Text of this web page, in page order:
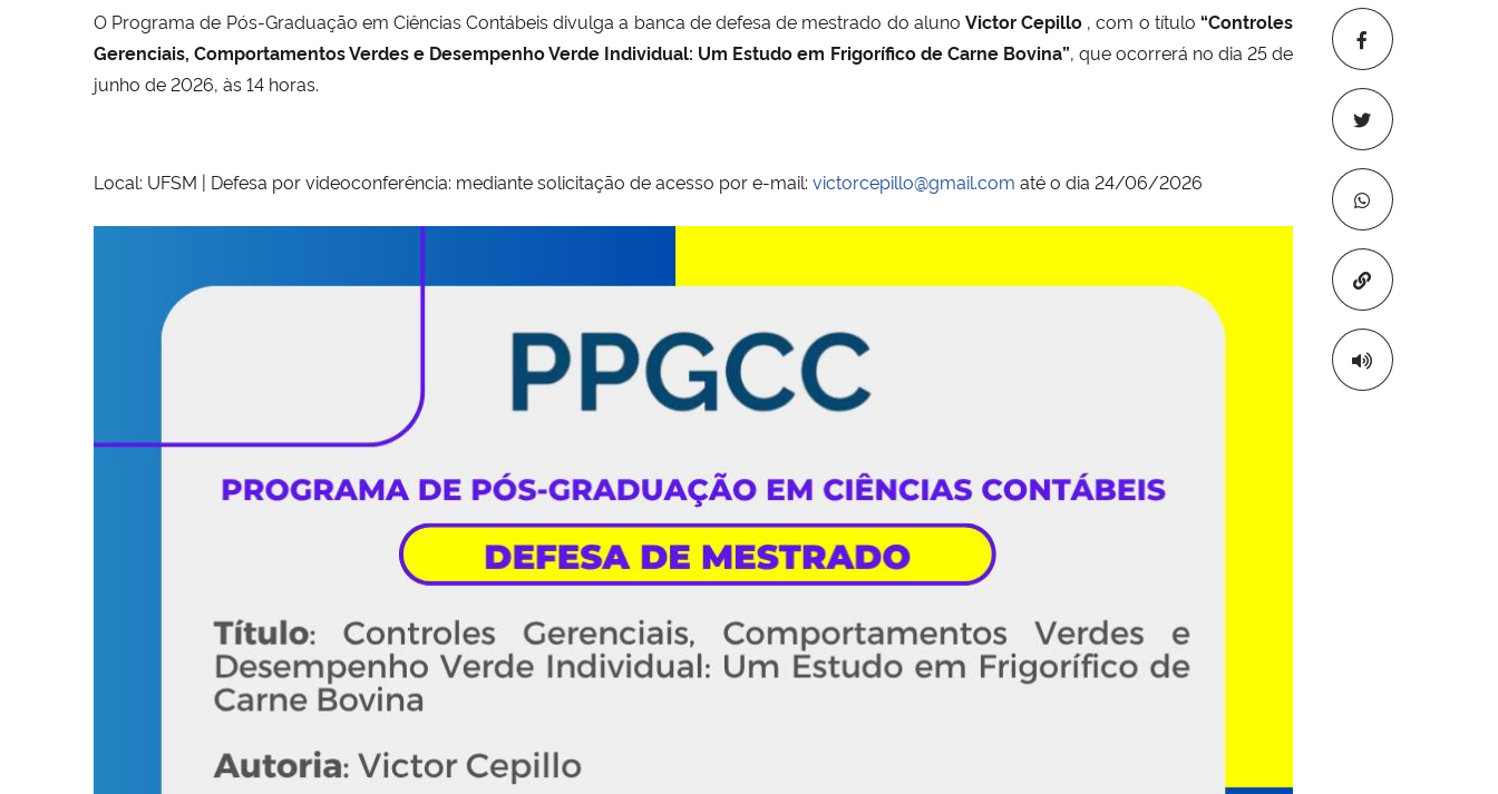
Copiar para
O Programa de Pós-Graduação em Ciências Contábeis divulga a banca de defesa de mestrado do aluno Victor Cepillo , com o título “Controles
Gerenciais, Comportamentos Verdes e Desempenho Verde Individual: Um Estudo em Frigorífico de Carne Bovina”, que ocorrerá no dia 25 de
junho de 2026, às 14 horas.
Local: UFSM | Defesa por videoconferência: mediante solicitação de acesso por e-mail: victorcepillo@gmail.com até o dia 24/06/2026